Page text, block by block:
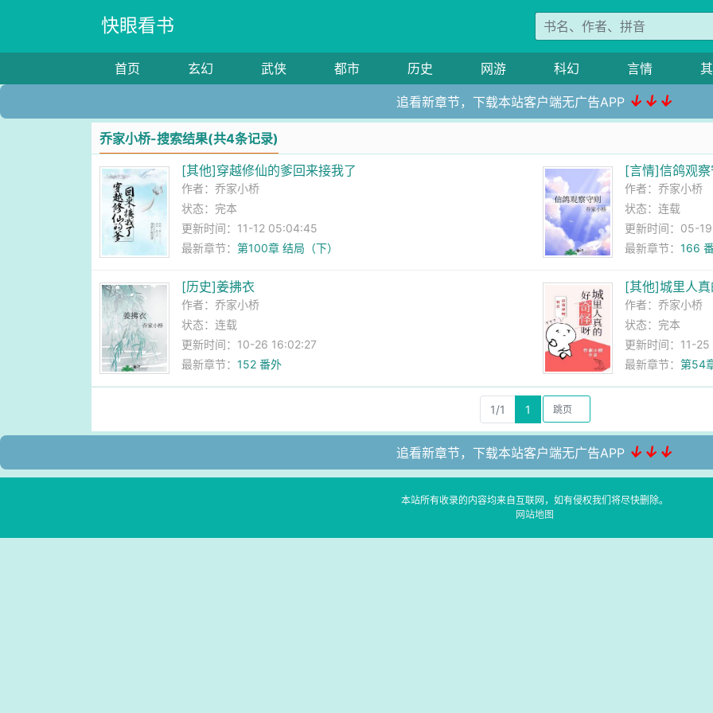
快眼看书
首页 玄幻 武侠 都市 历史 网游 科幻 言情
追看新章节，下载本站客户端无广告APP ↓↓↓
乔家小桥-搜索结果(共4条记录)
[其他]穿越修仙的爹回来接我了
作者：乔家小桥
状态：完本
更新时间：11-12 05:04:45
最新章节：第100章 结局（下）
[言情]信鸽观
作者： 乔家小桥
状态：连载
更新时间：05-
最新章节： 166
[历史]姜拂衣
作者：乔家小桥
状态：连载
更新时间：10-26 16:02:27
最新章节：152 番外
[其他]城里人
作者： 乔家小桥
状态：完本
更新时间：11-
最新章节： 第54
1/1 1
追看新章节，下载本站客户端无广告APP ↓↓↓
本站所有收录的内容均来自互联网，如有侵权我们将尽快删除。
网站地图